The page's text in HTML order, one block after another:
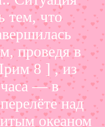
тем, что
проведя в
8 ] , из
— в
над
океаном